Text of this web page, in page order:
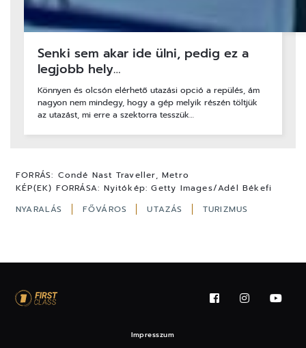
Senki sem akar ide ülni, pedig ez a
legjobb hely…
Könnyen és olcsón elérhető utazási opció a repülés, ám
nagyon nem mindegy, hogy a gép melyik részén töltjük
az utazást, mi erre a szektorra tesszük…
FORRÁS: Condé Nast Traveller, Metro
KÉP(EK) FORRÁSA: Nyitókép: Getty Images/Adél Békefi
NYARALÁS
FŐVÁROS UTAZÁS TURIZMUS
Impresszum